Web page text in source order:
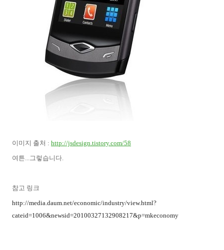
이미지 출처 : http://jsdesign.tistory.com/58
여튼...그렇습니다.
참고 링크
http://media.daum.net/economic/industry/view.html?
cateid=1006&newsid=20100327132908217&p=mkeconomy